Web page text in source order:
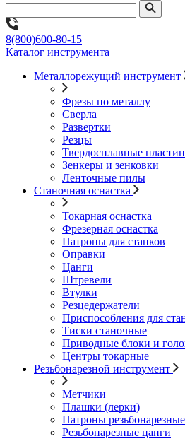
8(800)600-80-15
Каталог инструмента
Металлорежущий инструмент
Фрезы по металлу
Сверла
Развертки
Резцы
Твердосплавные
Зенкеры и зенковки
Ленточные пилы
Станочная оснастка
Токарная оснастка
Фрезерная оснастка
Патроны для станков
Оправки
Цанги
Штревели
Втулки
Резцедержатели
Приспособления для
Тиски станочные
Приводные блоки и
Центры токарные
Резьбонарезной инструмент
Метчики
Плашки (лерки)
Патроны резьбонарезные
Резьбонарезные цанги